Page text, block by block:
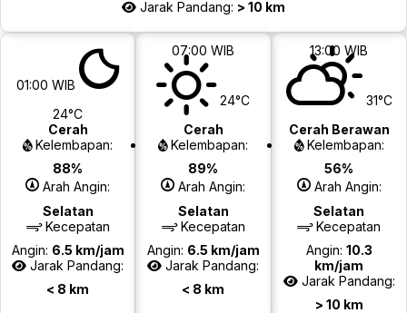
Jarak Pandang: > 10 km
01:00 WIB
24°C
Cerah
Kelembapan:
88%
Arah Angin:
Selatan
Kecepatan
Angin: 6.5 km/jam
Jarak Pandang:
< 8 km
07:00 WIB
24°C
Cerah
Kelembapan:
89%
Arah Angin:
Selatan
Kecepatan
Angin: 6.5 km/jam
Jarak Pandang:
< 8 km
13:00 WIB
31°C
Cerah Berawan
Kelembapan:
56%
Arah Angin:
Selatan
Kecepatan
Angin: 10.3
km/jam
Jarak Pandang:
> 10 km